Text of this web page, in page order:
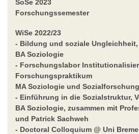
SoSe 2023
Forschungssemester
WiSe 2022/23
- Bildung und soziale Ungleichheit,
BA Soziologie
- Forschungslabor
Forschungspraktikum
MA Soziologie und Sozialforschung
- Einführung in die Sozialstruktur,
BA Soziologie, zusammen mit
und Patrick Sachweh
- Doctoral Colloquium @ Uni